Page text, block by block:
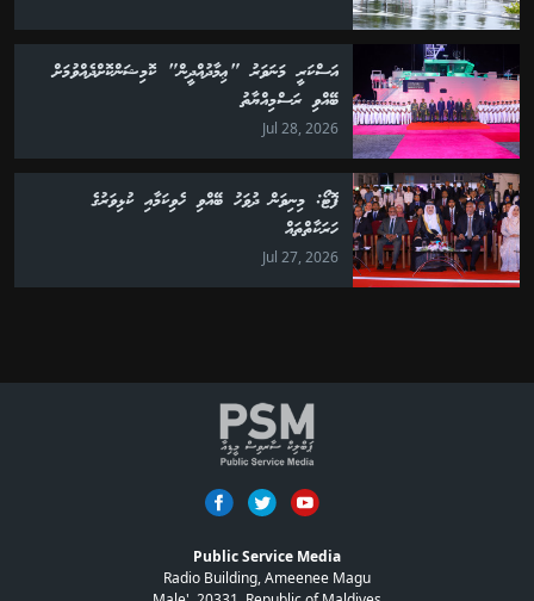
އަސްކަރީ މަނަވަރު "ޢިމާދުއްދީން" ކޮމިޝަންކޮށްދެއްވުމަށް
ބޭއްވި ރަސްމިއްޔާތު
Jul 28, 2026
ފޮޓޯ: މިނިވަން ދުވަހު ބޭއްވި ހެވިކަމާއި ކުޅިވަރުގެ
ހަރަކާތްތައް
Jul 27, 2026
Public Service Media
Radio Building, Ameenee Magu